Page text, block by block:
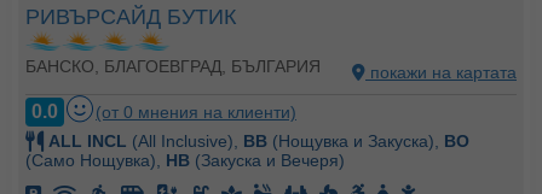
РИВЪРСАЙД БУТИК
БАНСКО, БЛАГОЕВГРАД, БЪЛГАРИЯ покажи на картата
0.0
(от 0 мнения на клиенти)
ALL INCL (All Inclusive), BB (Нощувка и Закуска), BO
(Само Нощувка), HB (Закуска и Вечеря)